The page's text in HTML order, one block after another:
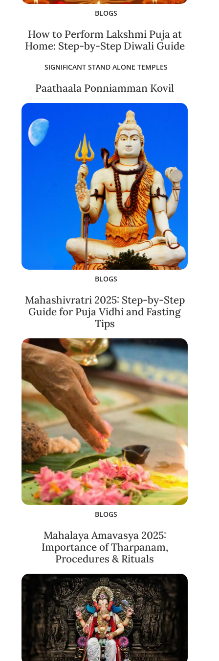
BLOGS
How to Perform Lakshmi Puja at
Home: Step-by-Step Diwali Guide
SIGNIFICANT STAND ALONE TEMPLES
Paathaala Ponniamman Kovil
BLOGS
Mahashivratri 2025: Step-by-Step
Guide for Puja Vidhi and Fasting
Tips
BLOGS
Mahalaya Amavasya 2025:
Importance of Tharpanam,
Procedures & Rituals